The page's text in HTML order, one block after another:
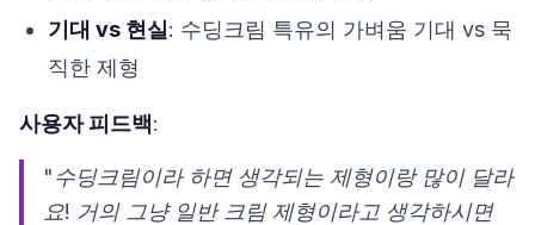
기대 vs 현실 : 수딩크림 특유의 가벼움 기대 vs 묵
직한 제형
사용자 피드백:
"수딩크림이라 하면 생각되는 제형이랑 많이 달라
요! 거의 그냥 일반 크림 제형이라고 생각하시면